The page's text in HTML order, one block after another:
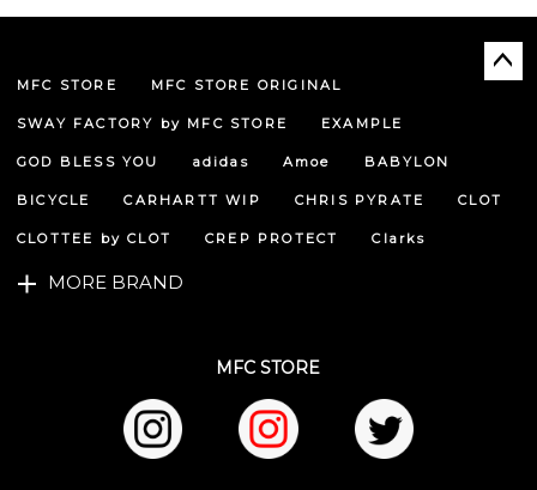
MFC STORE MFC STORE ORIGINAL
SWAY FACTORY by MFC STORE EXAMPLE
GOD BLESS YOU adidas Amoe BABYLON
BICYCLE CARHARTT WIP CHRIS PYRATE CLOT
CLOTTEE by CLOT CREP PROTECT Clarks
MORE BRAND
MFC STORE